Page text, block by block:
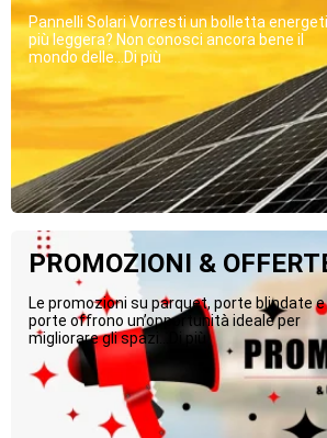
Pannelli Solari Vorresti un bolletta
più leggera? Non conosci ancora bene il
mondo delle...Di più
PROMOZIONI &
Le promozioni su parquet, porte blindate e
porte offrono un’opportunità ideale per
migliorare gli spazi...Di più